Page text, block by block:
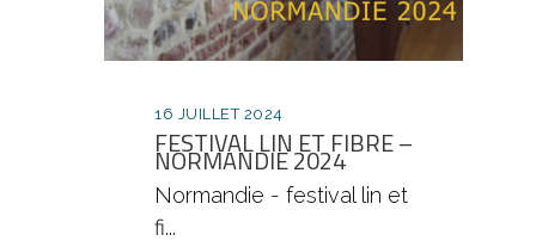
16 JUILLET 2024
FESTIVAL LIN ET FIBRE –
NORMANDIE 2024
Normandie - festival lin et
fi